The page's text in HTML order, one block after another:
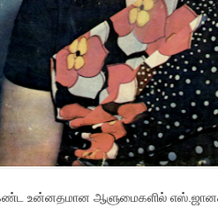
உன்னதமான ஆளுமைகளில்